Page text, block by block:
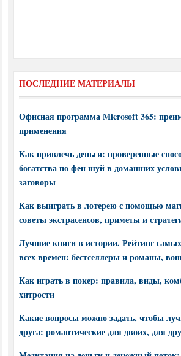
ПОСЛЕДНИЕ МАТЕРИАЛЫ
Офисная программа Microsoft 365:
применения
Как привлечь деньги: проверенные
богатства по фен шуй в домашних
заговоры
Как выиграть в лотерею с помощью
советы экстрасенсов, приметы и
Лучшие книги в истории. Рейтинг
всех времен: бестселлеры и романы,
Как играть в покер: правила, виды,
хитрости
Какие вопросы можно задать, чтобы
друга: романтические для двоих, для